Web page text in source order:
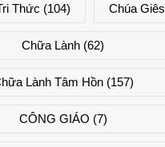
Thức (104) Chúa
Chữa Lành (62)
Lành Tâm Hồn(157)
CÔNG GIÁO (7)